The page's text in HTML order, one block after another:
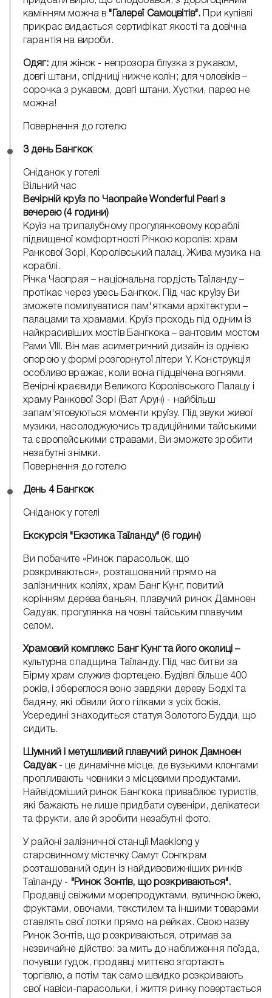
камінням можна в "Галереї Самоцвітів". При купівлі
прикрас видається сертифікат якості та довічна
гарантія на вироби.
Одяг: для жінок - непрозора блузка з рукавом,
довгі штани, спідниці нижче колін; для чоловіків –
сорочка з рукавом, довгі штани. Хустки, парео не
можна!
Повернення до готелю
3 день Бангкок
Сніданок у готелі
Вільний час
Вечірній круїз по Чаопрайe Wonderful Pearl з
вечерею (4 години)
Круїз на трипалубному прогулянковому кораблі
підвищеної комфортності Річкою королів: храм
Ранкової Зорі, Королівський палац. Жива музика на
кораблі.
Річка Чаопрая – національна гордість Таїланду –
протікає через увесь Бангкок. Під час круїзу Ви
зможете помилуватися пам'ятками архітектури –
палацами та храмами. Круїз проходь під одним із
найкрасивіших мостів Бангкока – вантовим мостом
Рами VIII. Він має асиметричний дизайн із однією
опорою у формі розгорнутої літери Y. Конструкція
особливо вражає, коли вона підцвічена вогнями.
Вечірні краєвиди Великого Королівського Палацу і
храму Ранкової Зорі (Ват Арун) - найбільш
запам'ятовуються моменти круїзу. Під звуки живої
музики, насолоджуючись традиційними тайськими
та європейськими стравами, Ви зможете зробити
незабутні знімки.
Повернення до готелю
День 4 Бангкок
Сніданок у готелі
Екскурсія "Екзотика Таїланду" (6 годин)
Ви побачите «Ринок парасольок, що
розкриваються», розташований прямо на
залізничних коліях, храм Банг Кунг, повитий
корінням дерева баньян, плавучий ринок Дамноен
Садуак, прогулянка на човні тайським плавучим
селом.
Храмовий комплекс Банг Кунг та його околиці –
культурна спадщина Таїланду. Під час битви за
Бірму храм служив фортецею. Будівлі більше 400
років, і збереглося воно завдяки дереву Бодхі та
бадяну, які обвили його гілками з усіх боків.
Усередині знаходиться статуя Золотого Будди, що
сидить.
Шумний і метушливий плавучий ринок Дамноен
Садуак- це динамічне місце, де вузькими клонгами
пропливають човники з місцевими продуктами.
Найвідоміший ринок Бангкока приваблює туристів,
які бажають не лише придбати сувеніри, делікатеси
та фрукти, але й зробити незабутні фото.
У районі залізничної станції Maeklong у
старовинному містечку Самут Сонгкрам
розташований один із найдивовижніших ринків
Таїланду - "Ринок Зонтів, що розкриваються".
Продавці свіжими морепродуктами, вуличною їжею,
фруктами, овочами, текстилем та іншими товарами
ставлять свої лотки прямо на рейках. Свою назву
Ринок Зонтів, що розкриваються, отримав за
незвичайне дійство: за мить до наближення поїзда,
почувши гудок, продавці миттєво згортають
торгівлю, а потім так само швидко розкривають
свої навіси-парасольки, і життя ринку повертається